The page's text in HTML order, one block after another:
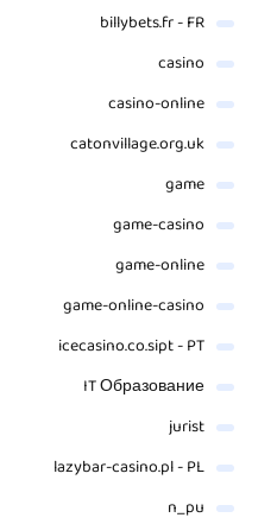
billybets.fr - FR
casino
casino-online
catonvillage.org.uk
game
game-casino
game-online
game-online-casino
icecasino.co.sipt - PT
IT Образование
jurist
lazybar-casino.pl - PL
n_pu